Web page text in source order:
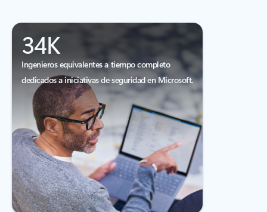
34K
Ingenieros equivalentes a tiempo completo
dedicados a iniciativas de seguridad en Microsoft.